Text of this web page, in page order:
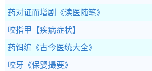
药对证而增剧 《读医随笔》
咬指甲 【疾病症状】
药饵编 《古今医统大全》
咬牙 《保婴撮要》